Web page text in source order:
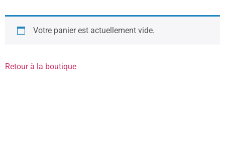
Votre panier est actuellement vide.
Retour à la boutique